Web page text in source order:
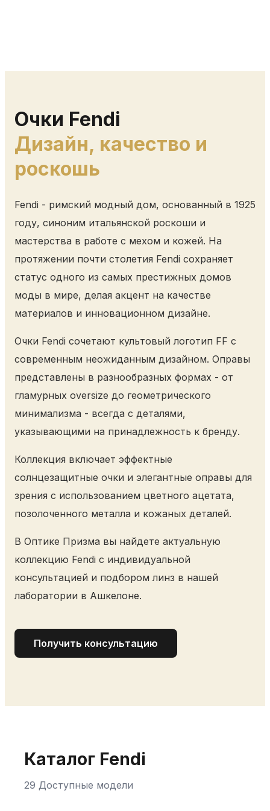
Очки Fendi
Дизайн, качество и
роскошь
Fendi - римский модный дом, основанный в 1925
году, синоним итальянской роскоши и
мастерства в работе с мехом и кожей. На
протяжении почти столетия Fendi сохраняет
статус одного из самых престижных домов
моды в мире, делая акцент на качестве
материалов и инновационном дизайне.
Очки Fendi сочетают культовый логотип FF с
современным неожиданным дизайном. Оправы
представлены в разнообразных формах - от
гламурных oversize до геометрического
минимализма - всегда с деталями,
указывающими на принадлежность к бренду.
Коллекция включает эффектные
солнцезащитные очки и элегантные оправы для
зрения с использованием цветного ацетата,
позолоченного металла и кожаных деталей.
В Оптике Призма вы найдете актуальную
коллекцию Fendi с индивидуальной
консультацией и подбором линз в нашей
лаборатории в Ашкелоне.
Получить консультацию
Каталог Fendi
29 Доступные модели